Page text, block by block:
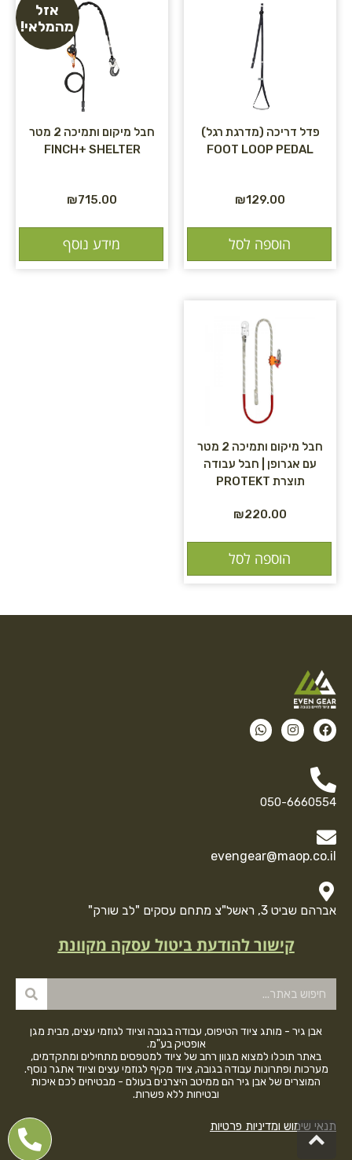
פדל דריכה (מדרגת רגל)
FOOT LOOP PEDAL
₪129.00
הוספה לסל
אזל
מהמלאי!
חבל מיקום ותמיכה 2 מטר
FINCH+ SHELTER
₪715.00
מידע נוסף
חבל מיקום ותמיכה 2 מטר
עם אגרופן | חבל עבודה
תוצרת PROTEKT
₪220.00
הוספה לסל
050-6660554
evengear@maop.co.il
אברהם שביט 3, ראשל"צ מתחם עסקים "לב שורק"
קישור להודעת ביטול עסקה מקוונת
אבן גיר - מותג ציוד הטיפוס, עבודה בגובה וציוד לגוזמי עצים, מבית מגן
אופטיק בע"מ.
באתר תוכלו למצוא מגוון רחב של ציוד למטפסים מתחילים ומתקדמים,
מערכות ופתרונות עבודה בגובה, ציוד מקיף לגוזמי עצים וציוד אתגר נוסף.
המוצרים של אבן גיר הם ממיטב היצרנים בעולם - מבטיחים לכם איכות
ובטיחות ללא פשרות.
תנאי שימוש ומדיניות פרטיות
גלילה